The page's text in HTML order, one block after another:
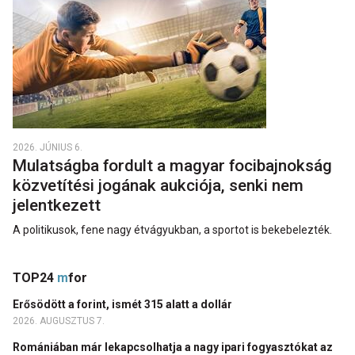
2026. JÚNIUS 6.
Mulatságba fordult a magyar focibajnokság
közvetítési jogának aukciója, senki nem
jelentkezett
A politikusok, fene nagy étvágyukban, a sportot is bekebelezték.
TOP24 mfor
Erősödött a forint, ismét 315 alatt a dollár
2026. AUGUSZTUS 7.
Romániában már lekapcsolhatja a nagy ipari fogyasztókat az